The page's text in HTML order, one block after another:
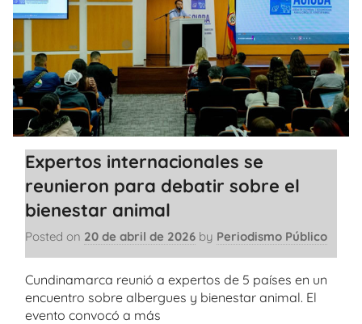
Expertos internacionales se
reunieron para debatir sobre el
bienestar animal
Posted on 20 de abril de 2026 by Periodismo Público
Cundinamarca reunió a expertos de 5 países en un
encuentro sobre albergues y bienestar animal. El
evento convocó a más